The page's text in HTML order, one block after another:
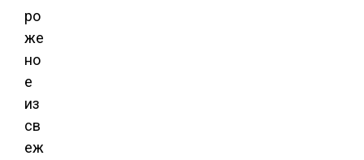
ро
же
но
е
из
св
еж